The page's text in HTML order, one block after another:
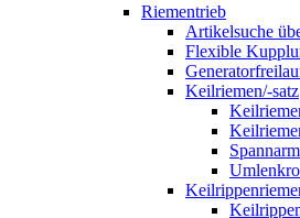
Riementrieb
Artikelsuche
Flexible
Keilriemen/-satz
Spannarm